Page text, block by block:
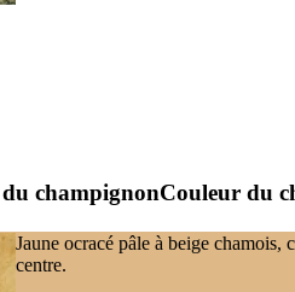
Couleur du
Jaune ocracé pâle à beige chamois,
centre.